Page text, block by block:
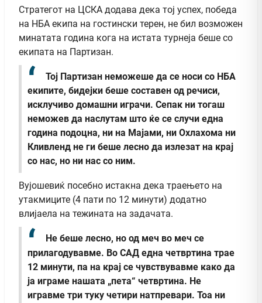
Стратегот на ЦСКА додава дека тој успех, победа
на НБА екипа на гостински терен, не бил возможен
минатата година кога на истата турнеја беше со
екипата на Партизан.
Тој Партизан неможеше да се носи со НБА
екипите, бидејки беше составен од речиси,
исклучиво домашни играчи. Сепак ни тогаш
неможев да наслутам што ќе се случи една
година подоцна, ни на Мајами, ни Охлахома ни
Кливленд не ги беше лесно да излезат на крај
со нас, но ни нас со ним.
Вујошевиќ посебно истакна дека траењето на
утакмиците (4 пати по 12 минути) додатно
влијаела на тежината на задачата.
Не беше лесно, но од меч во меч се
прилагодувавме. Во САД една четвртина трае
12 минути, па на крај се чувствувавме како да
ја играме нашата „пета“ четвртина. Не
игравме три туку четири натпревари. Тоа ни